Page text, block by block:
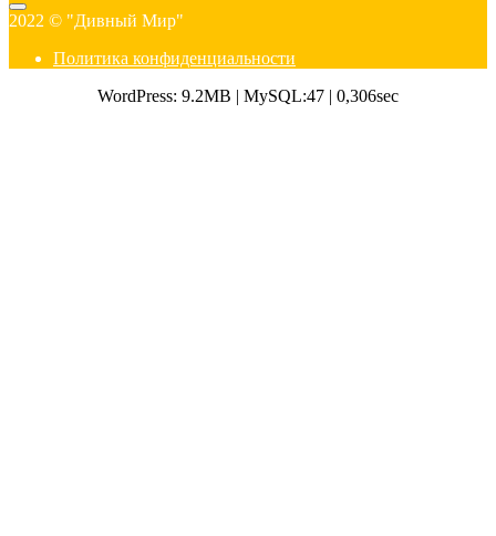
2022 © "Дивный Мир"
Политика конфиденциальности
WordPress: 9.2MB | MySQL:47 | 0,306sec